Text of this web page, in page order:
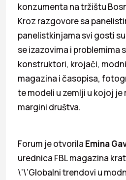
konzumenta na tržištu
Kroz razgovore sa
panelistkinjama svi gosti
se izazovima i problemima
konstruktori, krojači,
magazina i časopisa,
te modeli u zemlji u kojoj
margini društva.
Forum je otvorila Emina
urednica FBL magazina
\’\’Globalni trendovi u